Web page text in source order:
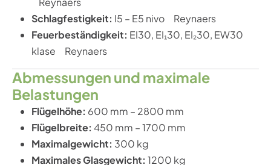
Schlagfestigkeit: I5 – E5 nivo
Reynaers
Feuerbeständigkeit: EI30, EI₁30, EI₂30, EW30
klase
Reynaers
Abmessungen und maximale
Belastungen
Flügelhöhe: 600 mm – 2800 mm
Flügelbreite: 450 mm – 1700 mm
Maximalgewicht: 300 kg
Maximales Glasgewicht: 1200 kg